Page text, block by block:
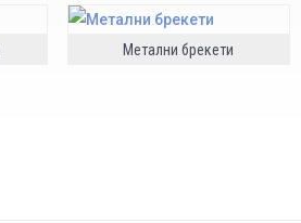
Метални брекети